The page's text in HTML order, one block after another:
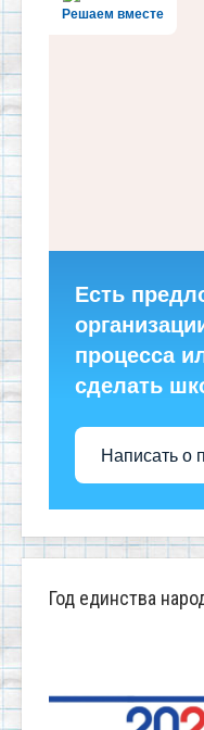
Решаем вместе
Есть
процесса
сделать
Написать о
Год единства